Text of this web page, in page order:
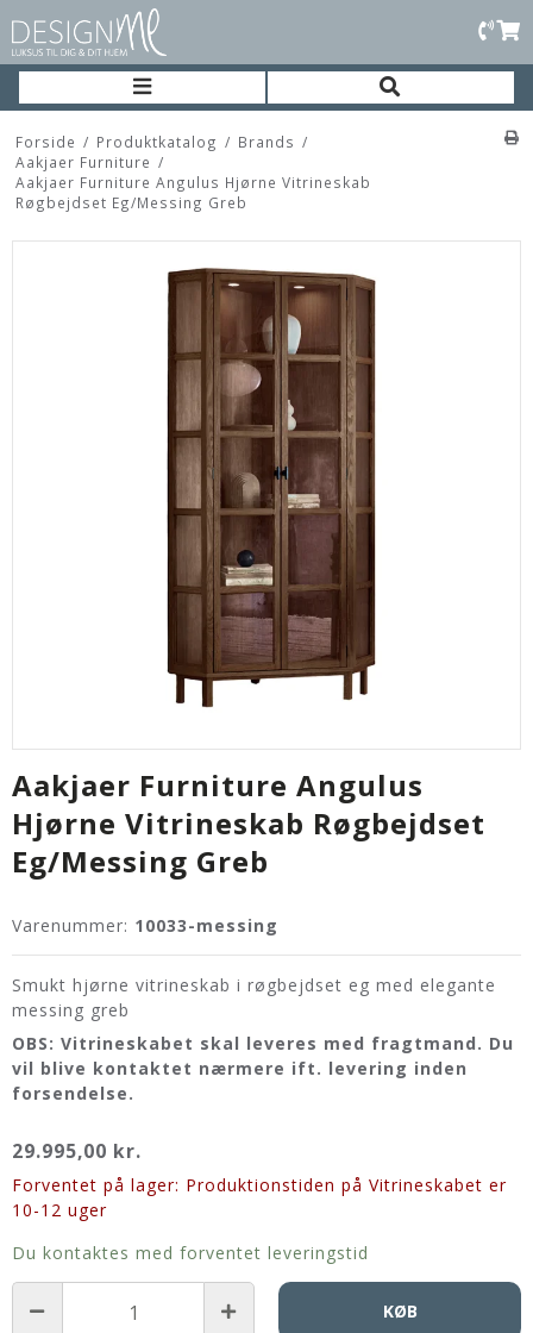
Forside / Produktkatalog / Brands /
Aakjaer Furniture /
Aakjaer Furniture Angulus Hjørne Vitrineskab
Røgbejdset Eg/Messing Greb
Aakjaer Furniture Angulus
Hjørne Vitrineskab Røgbejdset
Eg/Messing Greb
Varenummer: 10033-messing
Smukt hjørne vitrineskab i røgbejdset eg med elegante
messing greb
OBS: Vitrineskabet skal leveres med fragtmand. Du
vil blive kontaktet nærmere ift. levering inden
forsendelse.
29.995,00 kr.
Forventet på lager: Produktionstiden på Vitrineskabet er
10-12 uger
Du kontaktes med forventet leveringstid
KØB